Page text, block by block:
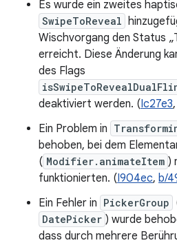
Es wurde ein zweites
SwipeToReveal
Wischvorgang den Status
erreicht. Diese Änderung
des Flags
deaktiviert werden. (Ic27e3,
Ein Problem in
behoben, bei dem
( Modifier.animateItem )
funktionierten. (I904ec, b/
Ein Fehler in PickerGroup
DatePicker ) wurde
dass durch mehrere